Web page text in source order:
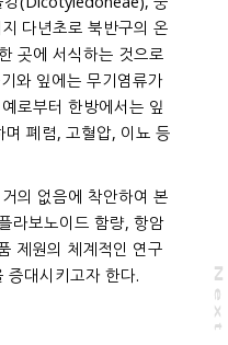
N
e
x
t
a
g
다년초로 북반구의 온
곳에 서식하는 것으로
와 잎에는 무기염류가
로부터 한방에서는 잎
폐렴, 고혈압, 이뇨 등
의 없음에 착안하여 본
라보노이드 함량, 항암
제원의 체계적인 연구
증대시키고자 한다.